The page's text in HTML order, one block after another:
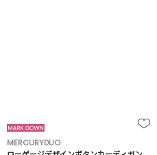
MERCURYDUO